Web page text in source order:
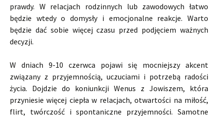
prawdy. W relacjach rodzinnych lub zawodowych łatwo
będzie wtedy o domysły i emocjonalne reakcje. Warto
będzie dać sobie więcej czasu przed podjęciem ważnych
decyzji.
W dniach 9-10 czerwca pojawi się mocniejszy akcent
związany z przyjemnością, uczuciami i potrzebą radości
życia. Dojdzie do koniunkcji Wenus z Jowiszem, która
przyniesie więcej ciepła w relacjach, otwartości na miłość,
flirt, twórczość i spontaniczne przyjemności. Samotne